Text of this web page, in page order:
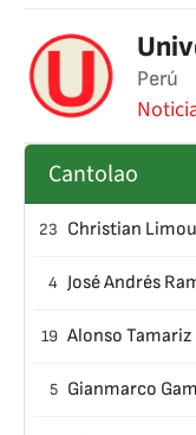
Perú
Cantolao
23 Christian
4 José Andrés
19
5 Gianmarco